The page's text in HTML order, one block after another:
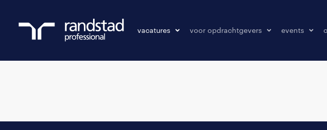
vacatures voor opdrachtgevers events